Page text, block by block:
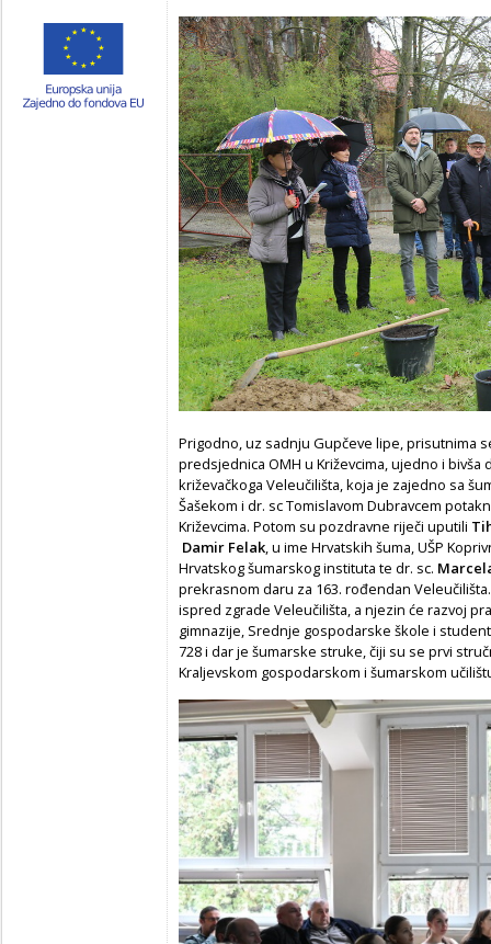
Prigodno, uz sadnju Gupčeve lipe, prisutnima
predsjednica OMH u Križevcima, ujedno i
križevačkoga Veleučilišta, koja je zajedno sa
Šašekom i dr. sc Tomislavom Dubravcem
Križevcima. Potom su pozdravne riječi uputili
Damir Felak, u ime Hrvatskih šuma, UŠP
Hrvatskog šumarskog instituta te dr. sc.
prekrasnom daru za 163. rođendan
ispred zgrade Veleučilišta, a njezin će razvoj
gimnazije, Srednje gospodarske škole i
728 i dar je šumarske struke, čiji su se prvi
Kraljevskom gospodarskom i šumarskom